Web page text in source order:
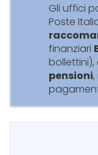
Gli uffici
Poste
finanziari
bollettini),
pensioni